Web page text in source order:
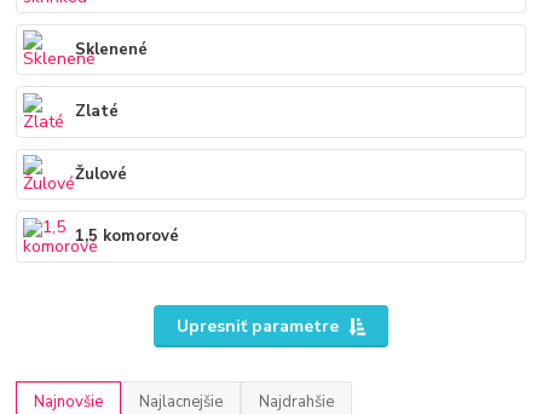
Sklenené
Zlaté
Žulové
1,5 komorové
Upresniť parametre
Najnovšie Najlacnejšie Najdrahšie